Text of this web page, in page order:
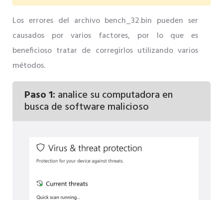
Los errores del archivo bench_32.bin pueden ser
causados ​​por varios factores, por lo que es
beneficioso tratar de corregirlos utilizando varios
métodos.
Paso 1: analice su computadora en
busca de software malicioso